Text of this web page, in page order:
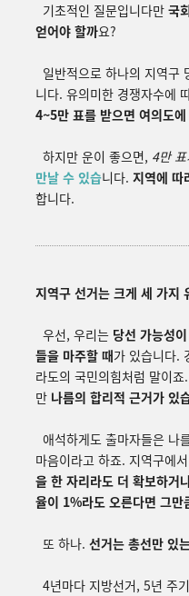
기초적인 질문입니다만 국
얻어야 할까요?
일반적으로 하나의 지역구
니다. 유의미한 경쟁자수에
4~5만 표를 받으면 여의도에
하지만 운이 좋으면, 4만
만날 수 있습니다. 지역에 따
합니다.
지역구 선거는 크게 세 가지
우선, 우리는 당선 가능성
들을 마주할 때가 있습니다.
라도의 국민의힘처럼 말이
만 나름의 합리적 근거가 있
애석하게도 출마자들은 나
마음이라고 하죠. 지역구에
을 한 자리라도 더 확보하거
율이 1%라도 오른다면 그만
또 하나. 선거는 총선만 있
4년마다 지방선거, 5년 주